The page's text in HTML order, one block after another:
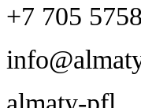
+7 705